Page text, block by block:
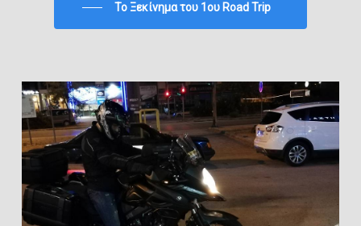
To Ξεκίνημα του 1ου Road Trip